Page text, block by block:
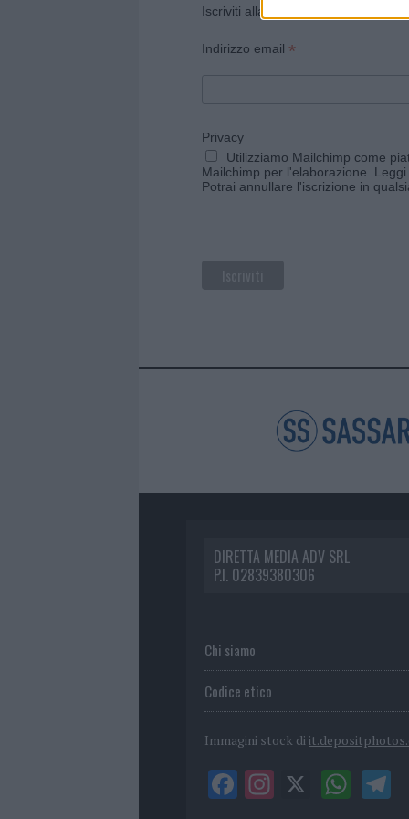
Iscriviti alla newsletter di Gallura
Indirizzo email *
Privacy
Utilizziamo Mailchimp come
Mailchimp per l'elaborazione.
Potrai annullare l'iscrizione in
DIRETTA MEDIA ADV SRL
P.I. 02839380306
Chi siamo
Codice etico
Immagini stock di